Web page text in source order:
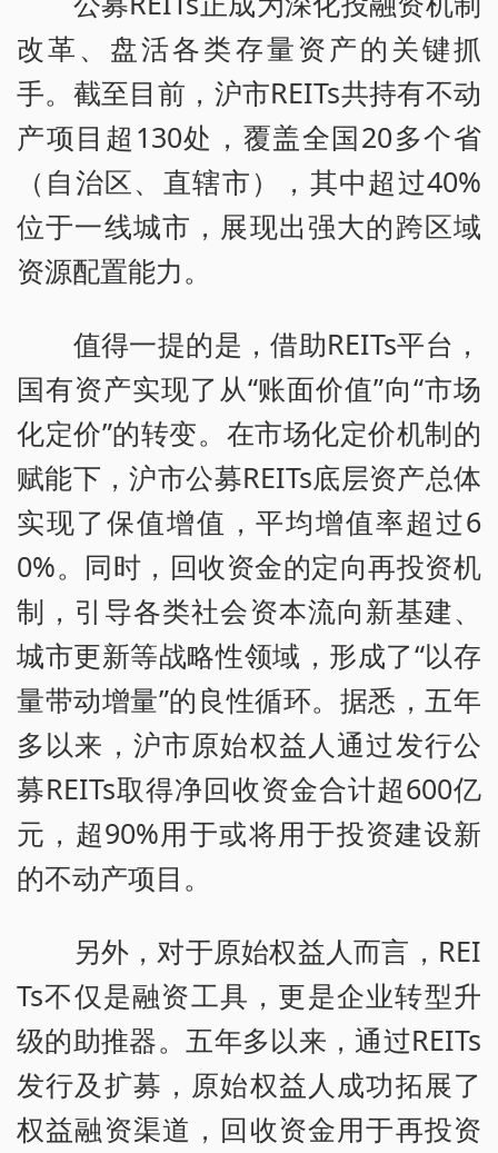
改革、盘活各类存量资产的关键抓
手。截至目前，沪市REITs共持有不动
产项目超130处，覆盖全国20多个省
（自治区、直辖市），其中超过40%
位于一线城市，展现出强大的跨区域
资源配置能力。
值得一提的是，借助REITs平台，
国有资产实现了从“账面价值”向“市场
化定价”的转变。在市场化定价机制的
赋能下，沪市公募REITs底层资产总体
实现了保值增值，平均增值率超过6
0%。同时，回收资金的定向再投资机
制，引导各类社会资本流向新基建、
城市更新等战略性领域，形成了“以存
量带动增量”的良性循环。据悉，五年
多以来，沪市原始权益人通过发行公
募REITs取得净回收资金合计超600亿
元，超90%用于或将用于投资建设新
的不动产项目。
另外，对于原始权益人而言，REI
Ts不仅是融资工具，更是企业转型升
级的助推器。五年多以来，通过REITs
发行及扩募，原始权益人成功拓展了
权益融资渠道，回收资金用于再投资